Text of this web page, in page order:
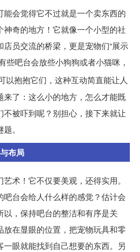
能会觉得它不过就是一个卖东西的
神奇的地方！它就像一个小型的社
员交流的桥梁，更是宠物们“展示
些吧台会放些小狗狗或者小猫咪，
以抱抱它们，这种互动简直能让人
来了：这么小的地方，怎么才能既
不被吓到呢？别担心，接下来就让
。
布局
术！它不仅要美观，还得实用。
吧台会给人什么样的感觉？估计会
，保持吧台的整洁和有序是关
放在显眼的位置，把宠物玩具和零
一眼就能找到自己想要的东西。另